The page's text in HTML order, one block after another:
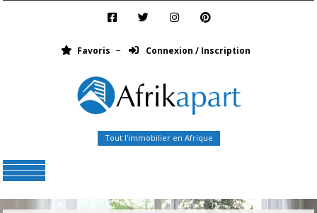
Favoris Connexion / Inscription
Tout l’immobilier en Afrique